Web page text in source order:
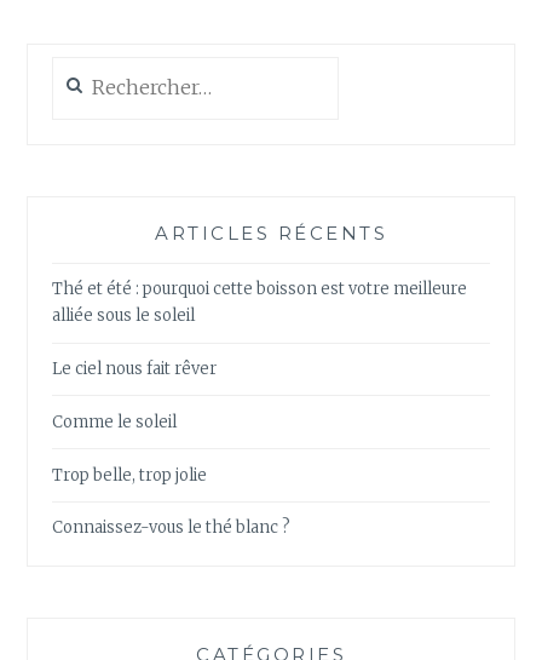
ARTICLES RÉCENTS
Thé et été : pourquoi cette boisson est votre meilleure
alliée sous le soleil
Le ciel nous fait rêver
Comme le soleil
Trop belle, trop jolie
Connaissez-vous le thé blanc ?
CATÉGORIES